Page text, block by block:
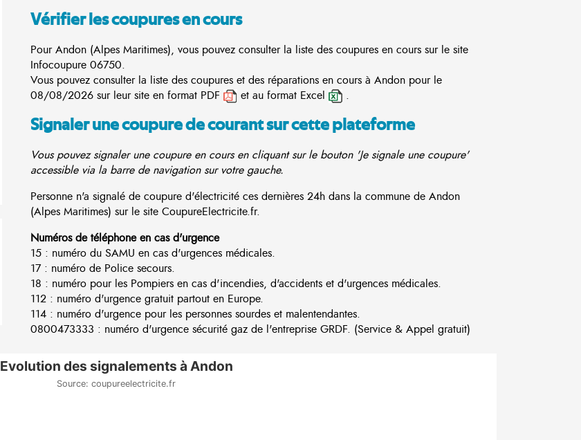
Vérifier les coupures en cours
Pour Andon (Alpes Maritimes), vous pouvez consulter la liste des coupures en cours sur le site
Infocoupure 06750.
Vous pouvez consulter la liste des coupures et des réparations en cours à Andon pour le
08/08/2026 sur leur site en format PDF
et au format Excel .
Signaler une coupure de courant sur cette plateforme
Vous pouvez signaler une coupure en cours en cliquant sur le bouton 'Je signale une coupure'
accessible via la barre de navigation sur votre gauche.
Personne n'a signalé de coupure d'électricité ces dernières 24h dans la commune de Andon
(Alpes Maritimes) sur le site CoupureElectricite.fr.
Numéros de téléphone en cas d'urgence
15 : numéro du SAMU en cas d'urgences médicales.
17 : numéro de Police secours.
18 : numéro pour les Pompiers en cas d'incendies, d'accidents et d'urgences médicales.
112 : numéro d'urgence gratuit partout en Europe.
114 : numéro d'urgence pour les personnes sourdes et malentendantes.
0800473333 : numéro d'urgence sécurité gaz de l'entreprise GRDF. (Service & Appel gratuit)
Evolution des signalements à Andon
Source: coupureelectricite.fr